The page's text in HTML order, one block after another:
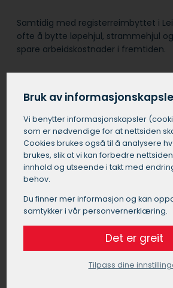
Samtidig med registerreimbyttet i
ofte å bytte løpehjul, strammehjul
spare arbeidskostnader i fremtiden.
denne jobben, da feil montering kan
Bytte registerreim pris
Prisen for å bytte registerreim i
variere betydelig avhengig av
modell og motortype. Generelt
å betale mellom 5000 og 20000
registerreimbytte i Leirvik. Denne
inkluderer vanligvis
nødvendige deler. For vanlige
Leirvik ligger prisen ofte i den
Bruk av
Vi benytter informasjons­kapsler
som er nødvendige for at nettsiden
Cookies brukes også til å analysere
brukes, slik at vi kan forbedre
innhold og utseende i takt med
behov.
Du finner mer informasjon og kan
samtykker i vår personvernerklæring.
Det er greit
Tilpass dine